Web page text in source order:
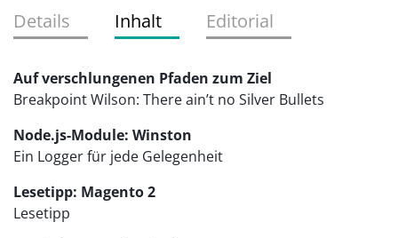
Details Inhalt Editorial
Auf verschlungenen Pfaden zum Ziel
Breakpoint Wilson: There ain’t no Silver Bullets
Node.js-Module: Winston
Ein Logger für jede Gelegenheit
Lesetipp: Magento 2
Lesetipp